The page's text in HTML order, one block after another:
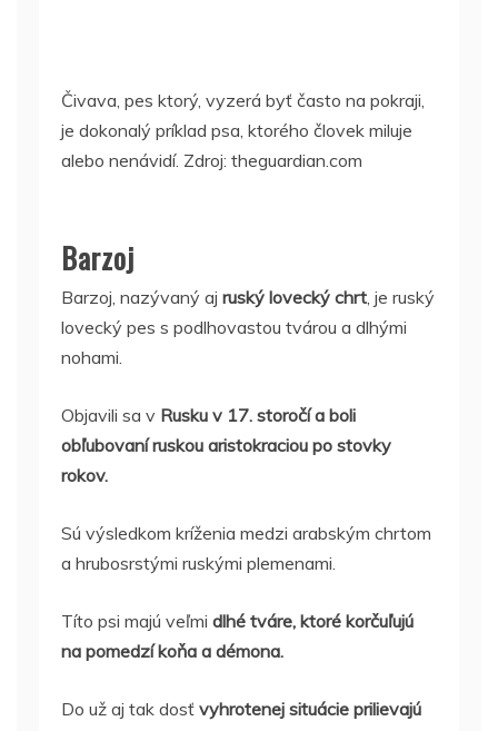
Čivava, pes ktorý, vyzerá byť často na pokraji,
je dokonalý príklad psa, ktorého človek miluje
alebo nenávidí. Zdroj: theguardian.com
Barzoj
Barzoj, nazývaný aj ruský lovecký chrt, je ruský
lovecký pes s podlhovastou tvárou a dlhými
nohami.
Objavili sa v Rusku v 17. storočí a boli
obľubovaní ruskou aristokraciou po stovky
rokov.
Sú výsledkom kríženia medzi arabským chrtom
a hrubosrstými ruskými plemenami.
Títo psi majú veľmi dlhé tváre, ktoré korčuľujú
na pomedzí koňa a démona.
Do už aj tak dosť vyhrotenej situácie prilievajú